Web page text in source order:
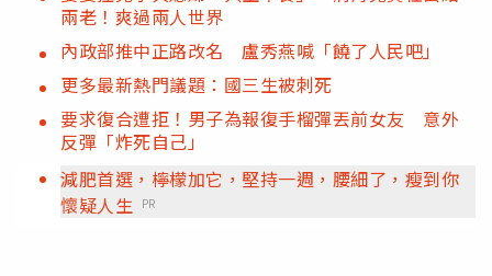
兩老！爽過兩人世界
內政部推中正路改名 盧秀燕喊「饒了人民吧」
更多最新熱門議題：國三生被刺死
要求復合遭拒！男子為報復手榴彈丟前女友 意外
反彈「炸死自己」
減肥首選，檸檬加它，堅持一週，腰細了，瘦到你
懷疑人生 PR